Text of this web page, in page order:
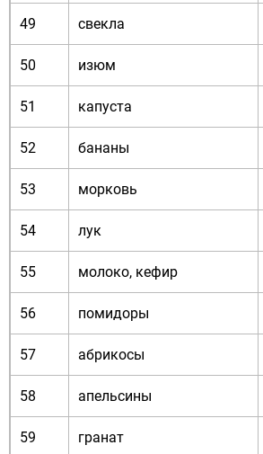
49 свекла
50 изюм
51 капуста
52 бананы
53 морковь
54 лук
55 молоко, кефир
56 помидоры
57 абрикосы
58 апельсины
59 гранат